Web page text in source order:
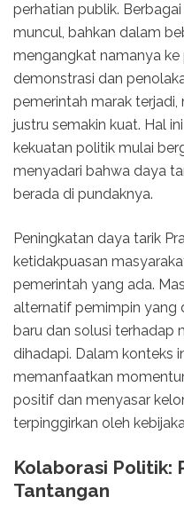
perhatian publik.
muncul, bahkan dalam
mengangkat namanya ke
demonstrasi dan
pemerintah marak
justru semakin kuat. Hal
kekuatan politik mulai
menyadari bahwa daya
berada di pundaknya.
Peningkatan daya tarik
ketidakpuasan
pemerintah yang ada.
alternatif pemimpin yang
baru dan solusi terhadap
dihadapi. Dalam konteks
memanfaatkan
positif dan menyasar
terpinggirkan oleh
Kolaborasi Politik:
Tantangan